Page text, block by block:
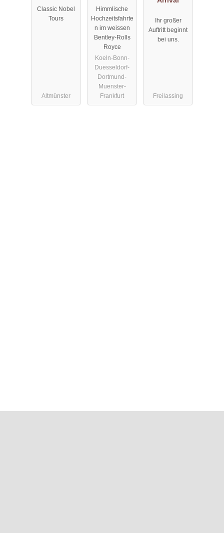
LWB
Classic Nobel
Tours
Altmünster
weiss
Himmlische
Hochzeitsfahrte
n im weissen
Bentley-Rolls
Royce
Koeln-Bonn-
Duesseldorf-
Dortmund-
Muenster-
Frankfurt
Ihr großer
Auftritt beginnt
bei uns.
Freilassing